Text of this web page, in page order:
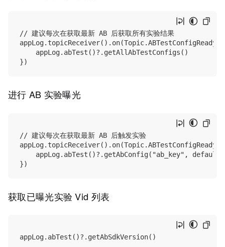
// 建议每次在获取最新 AB 后获取所有实验结果
    appLog.abTest()?.getAllAbTestConfigs()
进行 AB 实验曝光
// 建议每次在获取最新 AB 后触发实验
appLog.abTest()?.getAbConfig("ab_key",
获取已曝光实验 Vid 列表